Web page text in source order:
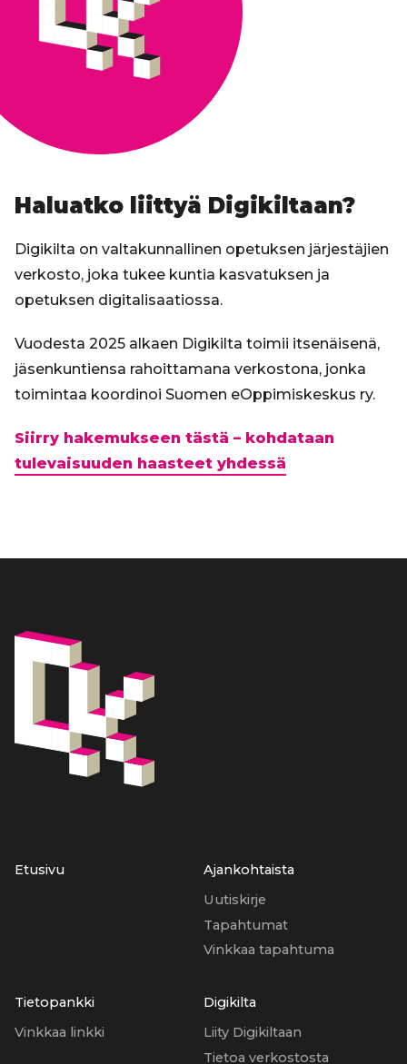
Haluatko liittyä Digikiltaan?
Digikilta on valtakunnallinen opetuksen järjestäjien
verkosto, joka tukee kuntia kasvatuksen ja
opetuksen digitalisaatiossa.
Vuodesta 2025 alkaen Digikilta toimii itsenäisenä,
jäsenkuntiensa rahoittamana verkostona, jonka
toimintaa koordinoi Suomen eOppimiskeskus ry.
Siirry hakemukseen tästä – kohdataan
tulevaisuuden haasteet yhdessä
Etusivu
Ajankohtaista
Uutiskirje
Tapahtumat
Vinkkaa tapahtuma
Tietopankki
Vinkkaa linkki
Digikilta
Liity Digikiltaan
Tietoa verkostosta